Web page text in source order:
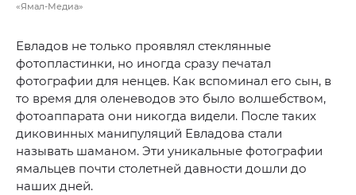
«Ямал-Медиа»
Евладов не только проявлял стеклянные
фотопластинки, но иногда сразу печатал
фотографии для ненцев. Как вспоминал его сын, в
то время для оленеводов это было волшебством,
фотоаппарата они никогда видели. После таких
диковинных манипуляций Евладова стали
называть шаманом. Эти уникальные фотографии
ямальцев почти столетней давности дошли до
наших дней.